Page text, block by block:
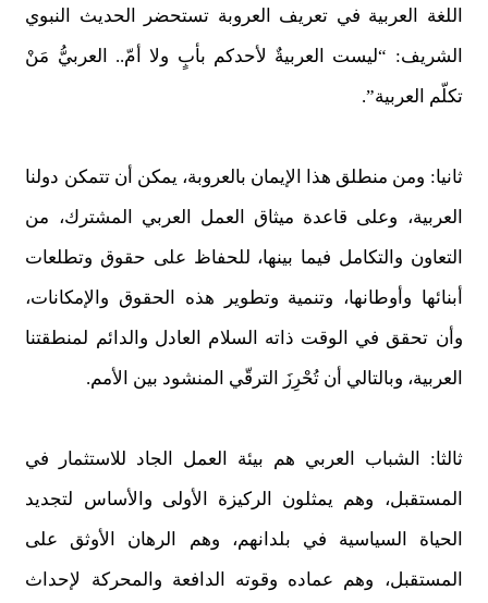
اللغة العربية في تعريف العروبة تستحضر الحديث النبوي
الشريف: “ليست العربيةٌ لأحدكم بأبٍ ولا أمّ.. العربيُّ مَنْ
تكلّم العربية”.
ثانيا: ومن منطلق هذا الإيمان بالعروبة، يمكن أن تتمكن دولنا
العربية، وعلى قاعدة ميثاق العمل العربي المشترك، من
التعاون والتكامل فيما بينها، للحفاظ على حقوق وتطلعات
أبنائها وأوطانها، وتنمية وتطوير هذه الحقوق والإمكانات،
وأن تحقق في الوقت ذاته السلام العادل والدائم لمنطقتنا
العربية، وبالتالي أن تُحْرِزَ الترقّي المنشود بين الأمم.
ثالثا: الشباب العربي هم بيئة العمل الجاد للاستثمار في
المستقبل، وهم يمثلون الركيزة الأولى والأساس لتجديد
الحياة السياسية في بلدانهم، وهم الرهان الأوثق على
المستقبل، وهم عماده وقوته الدافعة والمحركة لإحداث